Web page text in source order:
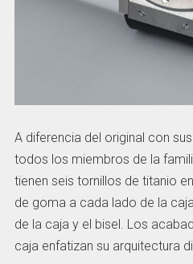
A diferencia del original con
todos los miembros de la
tienen seis tornillos de titanio
de goma a cada lado de la
de la caja y el bisel. Los
caja enfatizan su arquitectura